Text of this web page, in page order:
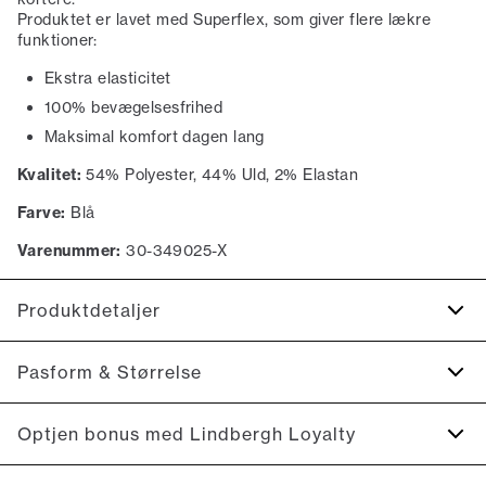
Produktet er lavet med Superflex, som giver flere lækre
funktioner:
Ekstra elasticitet
100% bevægelsesfrihed
Maksimal komfort dagen lang
Kvalitet: 54% Polyester, 44% Uld, 2% Elastan
Farve: Blå
Varenummer: 30-349025-X
Produktdetaljer
Med stretch for ekstra komfort.
Lavet med Superflex, der giver ekstra elasticitet og
komfort.
Pasform & Størrelse
Fit:Modern fit
Figursyet pasform, der stadig giver fin bevægelsesfrihed
Optjen bonus med Lindbergh Loyalty